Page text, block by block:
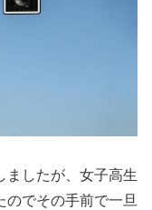
ましたが、女子高生
のでその手前で一旦